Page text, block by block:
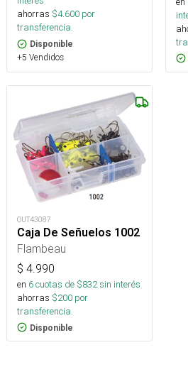
ahorras $4.600 por
transferencia.
Disponible
+5 Vendidos
OUT43087
Caja De Señuelos 1002
Flambeau
$ 4.990
en 6cuotas de $832sin interés
ahorras $200 por
transferencia.
Disponible